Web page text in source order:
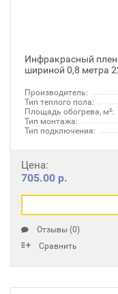
Инфракрасный
шириной 0,8 метра
Производитель:
Тип теплого пола:
Площадь обогрева, м²:
Тип монтажа:
Тип подключения:
Цена:
705.00 р.
Отзывы (0)
Сравнить